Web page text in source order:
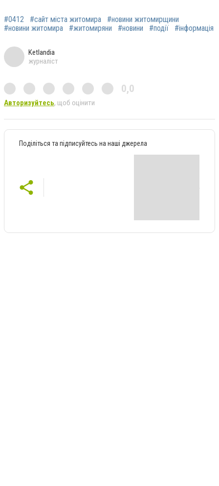
#0412 #сайт міста житомира
#новини житомирщини
#новини житомира
#житомиряни #новини #події #інформація
Ketlandia
журналіст
0,0
Авторизуйтесь, щоб оцінити
Поділіться та підписуйтесь на наші джерела